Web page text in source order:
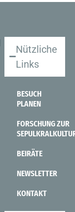
Nützliche
Links
BESUCH
PLANEN
FORSCHUNG ZUR
BEIRÄTE
NEWSLETTER
KONTAKT